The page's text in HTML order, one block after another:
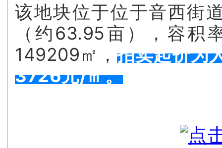
该地块位于位于音西街
（约63.95亩），容积
149209㎡，拍卖起价为
3726元/㎡。